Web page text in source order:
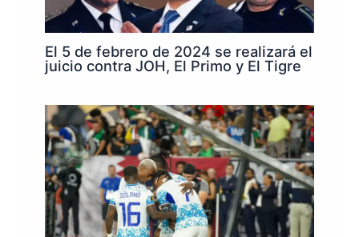
El 5 de febrero de 2024 se realizará el
juicio contra JOH, El Primo y El Tigre